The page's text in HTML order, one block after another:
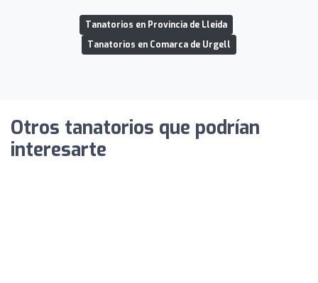
Tanatorios en Provincia de Lleida
Tanatorios en Comarca de Urgell
Otros tanatorios que podrían
interesarte